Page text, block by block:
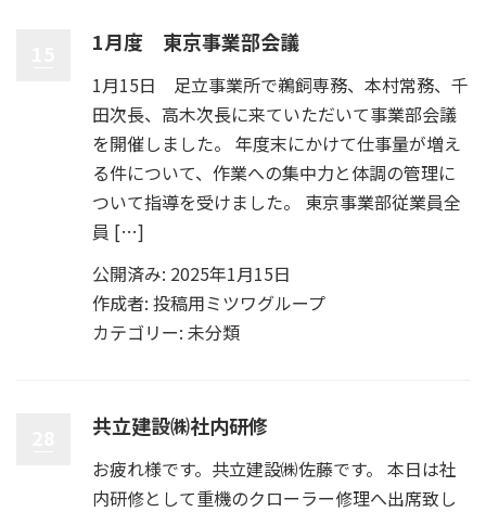
1月度 東京事業部会議
1月15日 足立事業所で鵜飼専務、本村常務、千
田次長、高木次長に来ていただいて事業部会議
を開催しました。 年度末にかけて仕事量が増え
る件について、作業への集中力と体調の管理に
ついて指導を受けました。 東京事業部従業員全
員 […]
公開済み: 2025年1月15日
作成者: 投稿用ミツワグループ
カテゴリー: 未分類
共立建設㈱社内研修
お疲れ様です。共立建設㈱佐藤です。 本日は社
内研修として重機のクローラー修理へ出席致し